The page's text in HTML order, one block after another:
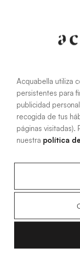
PDF
Manuel
de douche Akron®
4.15 MB|PDF
Acquabella utiliza
persistentes para
publicidad
recogida de tus
páginas visitadas).
nuestra política